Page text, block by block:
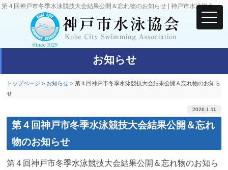
第４回神戸市冬季水泳競技大会結果公開＆忘れ物のお知らせ | 神戸市水泳協会
お知らせ
トップページ > お知らせ >第４回神戸市冬季水泳競技大会結果公開＆忘れ物のお知ら
せ
2026.1.11
第４回神戸市冬季水泳競技大会結果公開＆忘れ
物のお知らせ
第４回神戸市冬季水泳競技大会結果公開＆忘れ物のお知ら